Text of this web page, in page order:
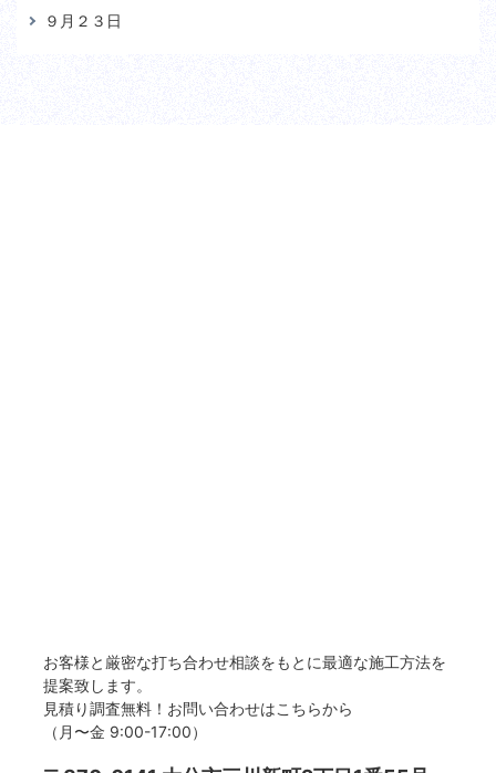
９月２３日
お客様と厳密な打ち合わせ相談をもとに最適な施工方法を
提案致します。
見積り調査無料！お問い合わせはこちらから
（月〜金 9:00-17:00）